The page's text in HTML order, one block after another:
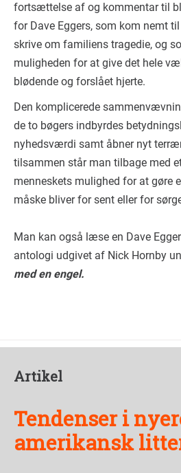
fortsættelse af og kommentar til
for Dave Eggers, som kom nemt
skrive om familiens tragedie, og
muligheden for at give det hele
blødende og forslået hjerte.
Den komplicerede
de to bøgers indbyrdes
nyhedsværdi samt åbner nyt
tilsammen står man tilbage med
menneskets mulighed for at gøre
måske bliver for sent eller for
Man kan også læse en Dave
antologi udgivet af Nick Hornby
med en engel.
Artikel
Tendenser i
amerikansk